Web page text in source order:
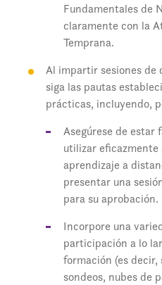
Fundamentales de
claramente con la
Temprana.
Al impartir sesiones de
siga las pautas
prácticas, incluyendo,
Asegúrese de estar
utilizar eficazmente
aprendizaje a
presentar una
para su aprobación.
Incorpore una
participación a lo
formación (es decir,
sondeos, nubes de